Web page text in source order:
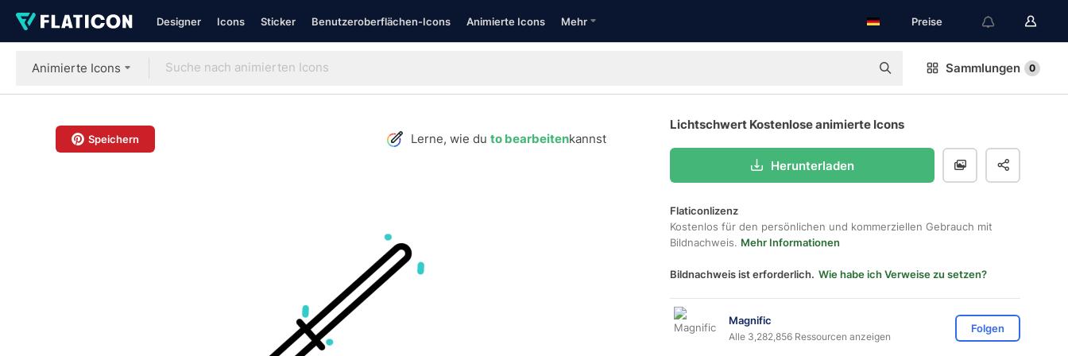
Designer Icons Sticker Benutzeroberflächen-Icons Animierte Icons Mehr Preise
Animierte Icons Sammlungen 0
Speichern Lerne, wie du to bearbeitenkannst
Lichtschwert Kostenlose animierte Icons
Herunterladen
Flaticonlizenz
Kostenlos für den persönlichen und kommerziellen Gebrauch mit
Bildnachweis. Mehr Informationen
Bildnachweis ist erforderlich. Wie habe ich Verweise zu setzen?
Magnific
Alle 3,282,856 Ressourcen anzeigen
Folgen